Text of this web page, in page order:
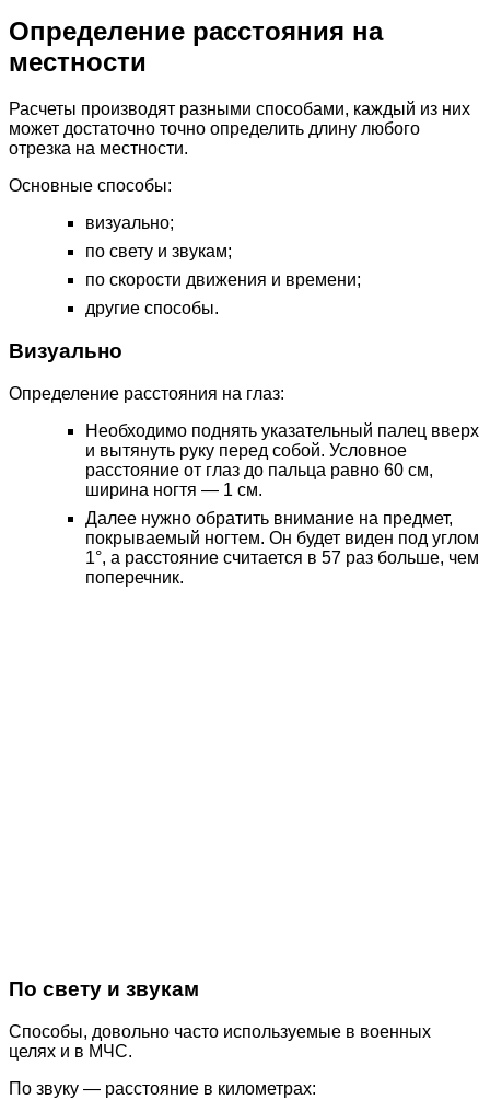
Определение расстояния на
местности
Расчеты производят разными способами, каждый из них
может достаточно точно определить длину любого
отрезка на местности.
Основные способы:
визуально;
по свету и звукам;
по скорости движения и времени;
другие способы.
Визуально
Определение расстояния на глаз:
Необходимо поднять указательный палец вверх
и вытянуть руку перед собой. Условное
расстояние от глаз до пальца равно 60 см,
ширина ногтя — 1 см.
Далее нужно обратить внимание на предмет,
покрываемый ногтем. Он будет виден под углом
1°, а расстояние считается в 57 раз больше, чем
поперечник.
По свету и звукам
Способы, довольно часто используемые в военных
целях и в МЧС.
По звуку — расстояние в километрах: